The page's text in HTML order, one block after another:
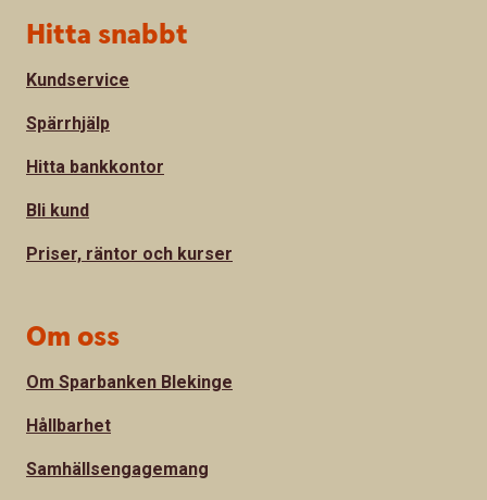
Sidfot
Hitta snabbt
Kundservice
Spärrhjälp
Hitta bankkontor
Bli kund
Priser, räntor och kurser
Om oss
Om Sparbanken Blekinge
Hållbarhet
Samhällsengagemang